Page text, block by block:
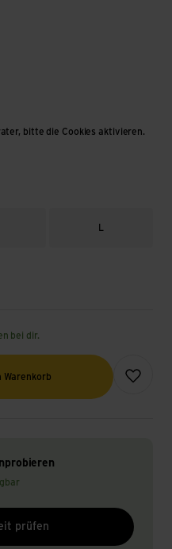
bitte die Cookies aktivieren.
bei dir.
Warenkorb
Zur
prüfen